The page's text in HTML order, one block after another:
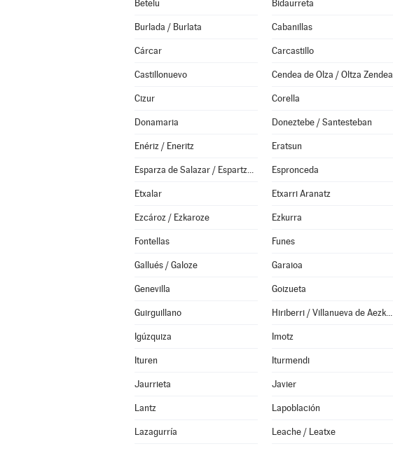
Betelu Bidaurreta
Burlada / Burlata Cabanillas
Cárcar Carcastillo
Castillonuevo Cendea de Olza / Oltza Zendea
Cizur Corella
Donamaria Doneztebe / Santesteban
Enériz / Eneritz Eratsun
Esparza de Salazar / Espartza Zaraitzu Espronceda
Etxalar Etxarri Aranatz
Ezcároz / Ezkaroze Ezkurra
Fontellas Funes
Gallués / Galoze Garaioa
Genevilla Goizueta
Guirguillano Hiriberri / Villanueva de Aezkoa
Igúzquiza Imotz
Ituren Iturmendi
Jaurrieta Javier
Lantz Lapoblación
Lazagurría Leache / Leatxe